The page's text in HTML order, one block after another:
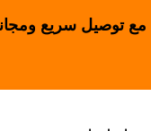
مع توصيل سريع